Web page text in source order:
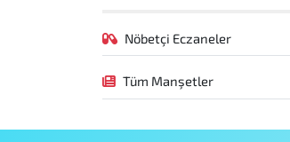
Nöbetçi Eczaneler
Tüm Manşetler